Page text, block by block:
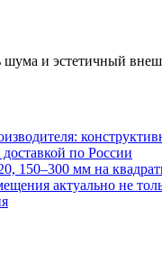
и эстетичный
по России
150–300 мм на
актуально не